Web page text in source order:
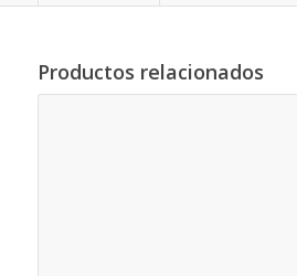
Productos relacionados